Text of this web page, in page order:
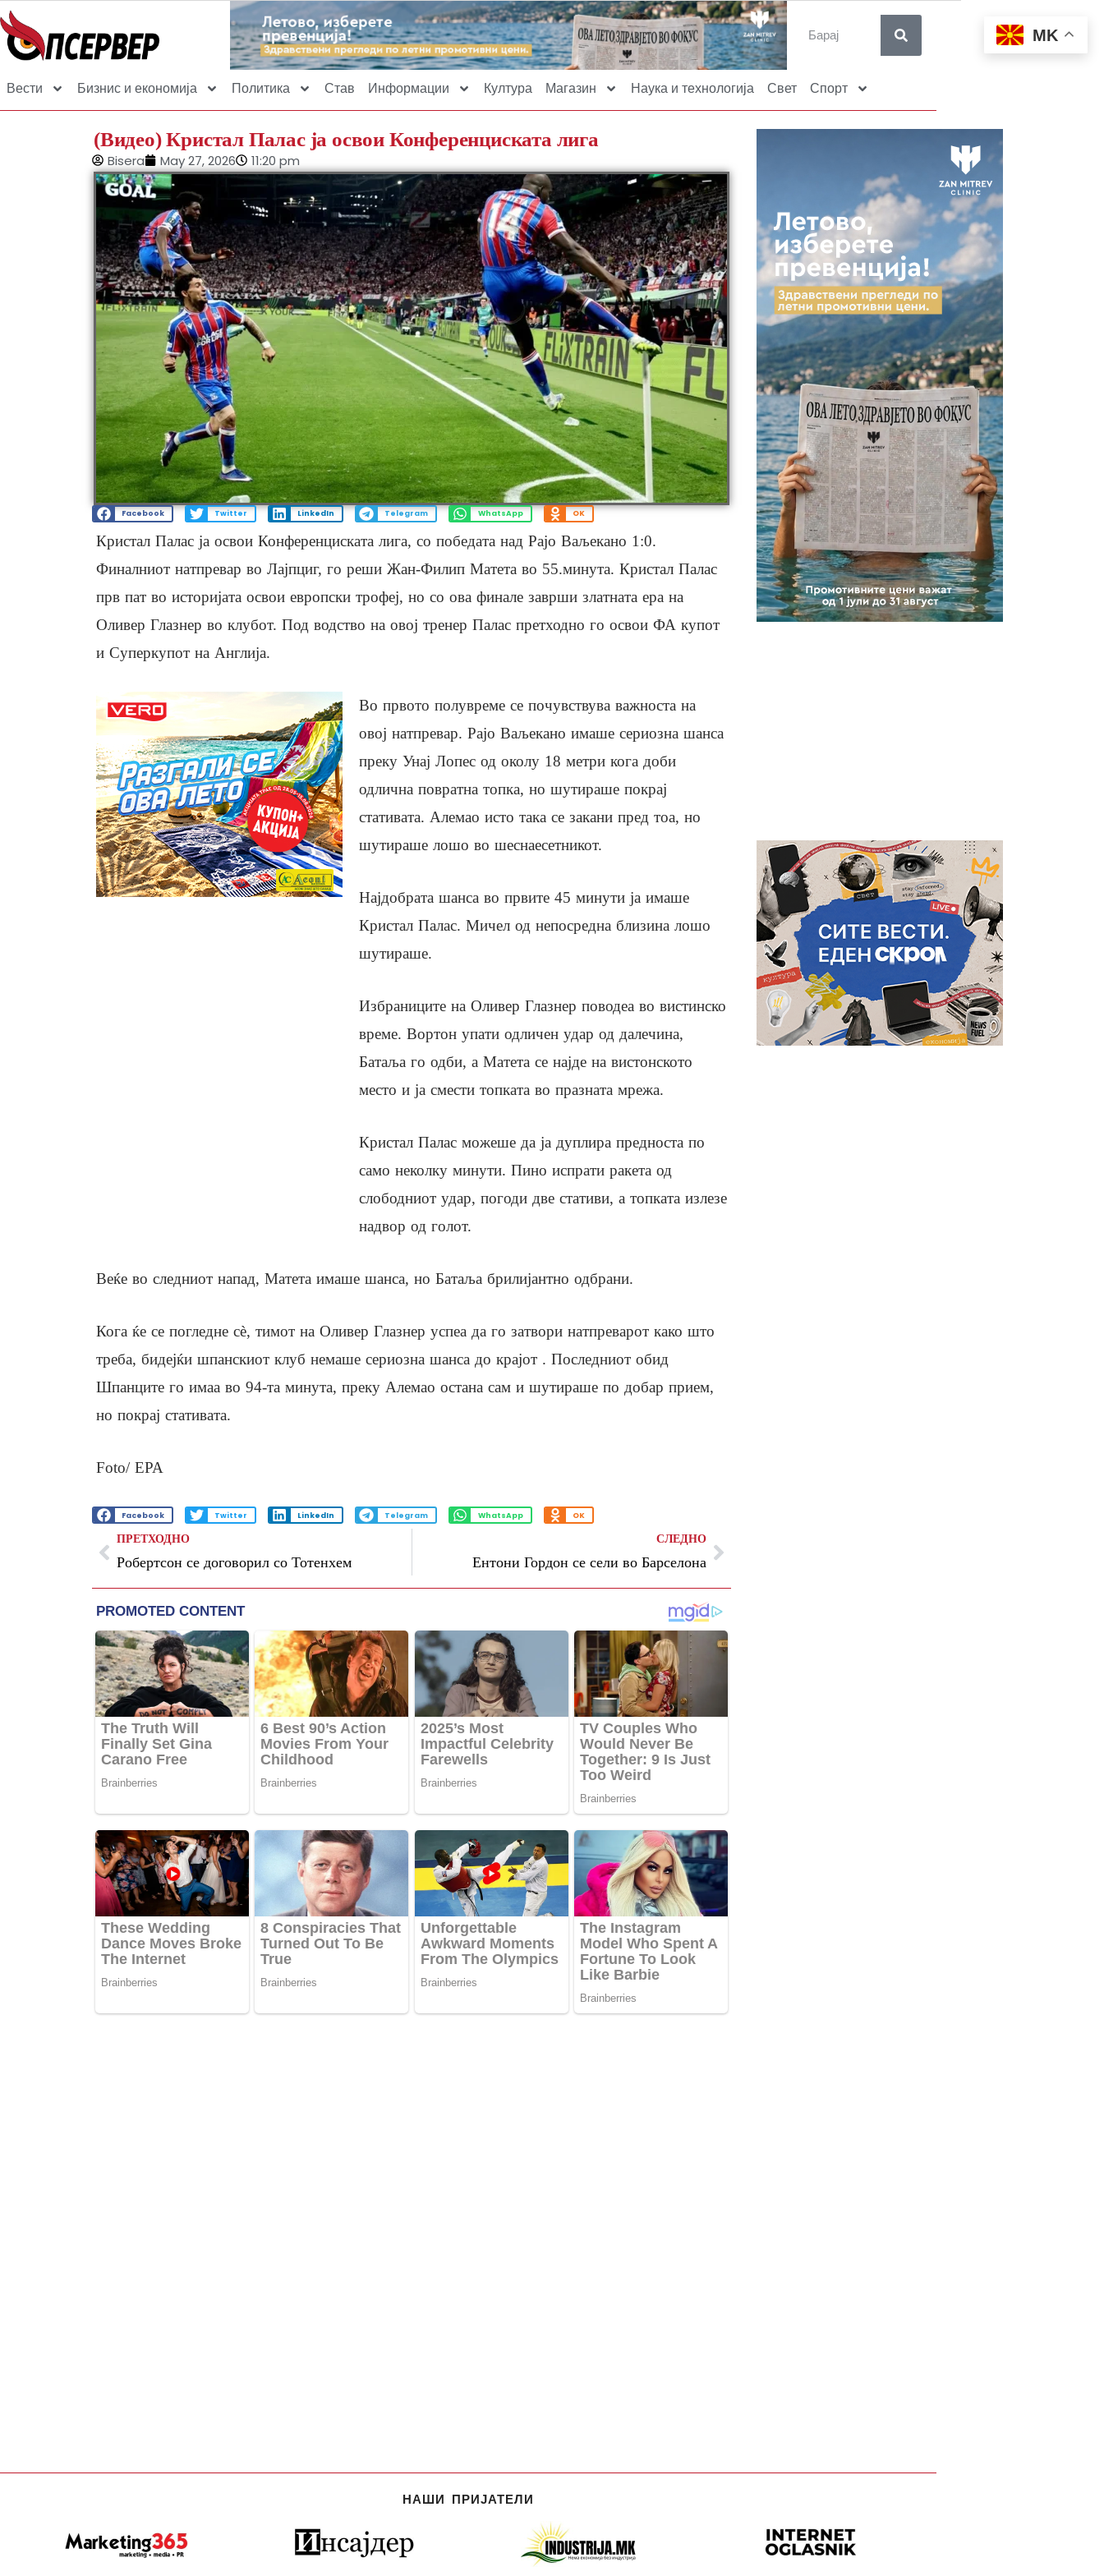
Вести Бизнис и економија Политика Став Информации Култура Магазин Наука и технологија Свет Спорт
(Видео) Кристал Палас ја освои Конференциската лига
Bisera May 27, 2026 11:20 pm
Facebook Twitter LinkedIn Telegram WhatsApp OK
Кристал Палас ја освои Конференциската лига, со победата над Рајо Ваљекано 1:0.
Финалниот натпревар во Лајпциг, го реши Жан-Филип Матета во 55.минута. Кристал Палас
прв пат во историјата освои европски трофеј, но со ова финале заврши златната ера на
Оливер Глазнер во клубот. Под водство на овој тренер Палас претходно го освои ФА купот
и Суперкупот на Англија.
Во првото полувреме се почувствува важноста на
овој натпревар. Рајо Ваљекано имаше сериозна шанса
преку Унај Лопес од околу 18 метри кога доби
одлична повратна топка, но шутираше покрај
стативата. Алемао исто така се закани пред тоа, но
шутираше лошо во шеснаесетникот.
Најдобрата шанса во првите 45 минути ја имаше
Кристал Палас. Мичел од непосредна близина лошо
шутираше.
Избраниците на Оливер Глазнер поводеа во вистинско
време. Вортон упати одличен удар од далечина,
Батаља го одби, а Матета се најде на вистонското
место и ја смести топката во празната мрежа.
Кристал Палас можеше да ја дуплира предноста по
само неколку минути. Пино испрати ракета од
слободниот удар, погоди две стативи, а топката излезе
надвор од голот.
Веќе во следниот напад, Матета имаше шанса, но Батаља брилијантно одбрани.
Кога ќе се погледне сè, тимот на Оливер Глазнер успеа да го затвори натпреварот како што
треба, бидејќи шпанскиот клуб немаше сериозна шанса до крајот . Последниот обид
Шпанците го имаа во 94-та минута, преку Алемао остана сам и шутираше по добар прием,
но покрај стативата.
Foto/ EPA
Facebook Twitter LinkedIn Telegram WhatsApp OK
ПРЕТХОДНО
Робертсон се договорил со Тотенхем
СЛЕДНО
Ентони Гордон се сели во Барселона
НАШИ ПРИЈАТЕЛИ
MK